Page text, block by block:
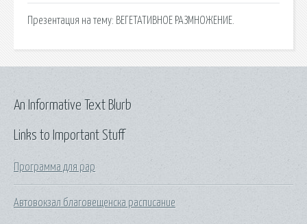
Презентация на тему: ВЕГЕТАТИВНОЕ РАЗМНОЖЕНИЕ.
Links to Important Stuff
Программа для рар
Автовокзал благовещенска расписание
An Informative Text Blurb